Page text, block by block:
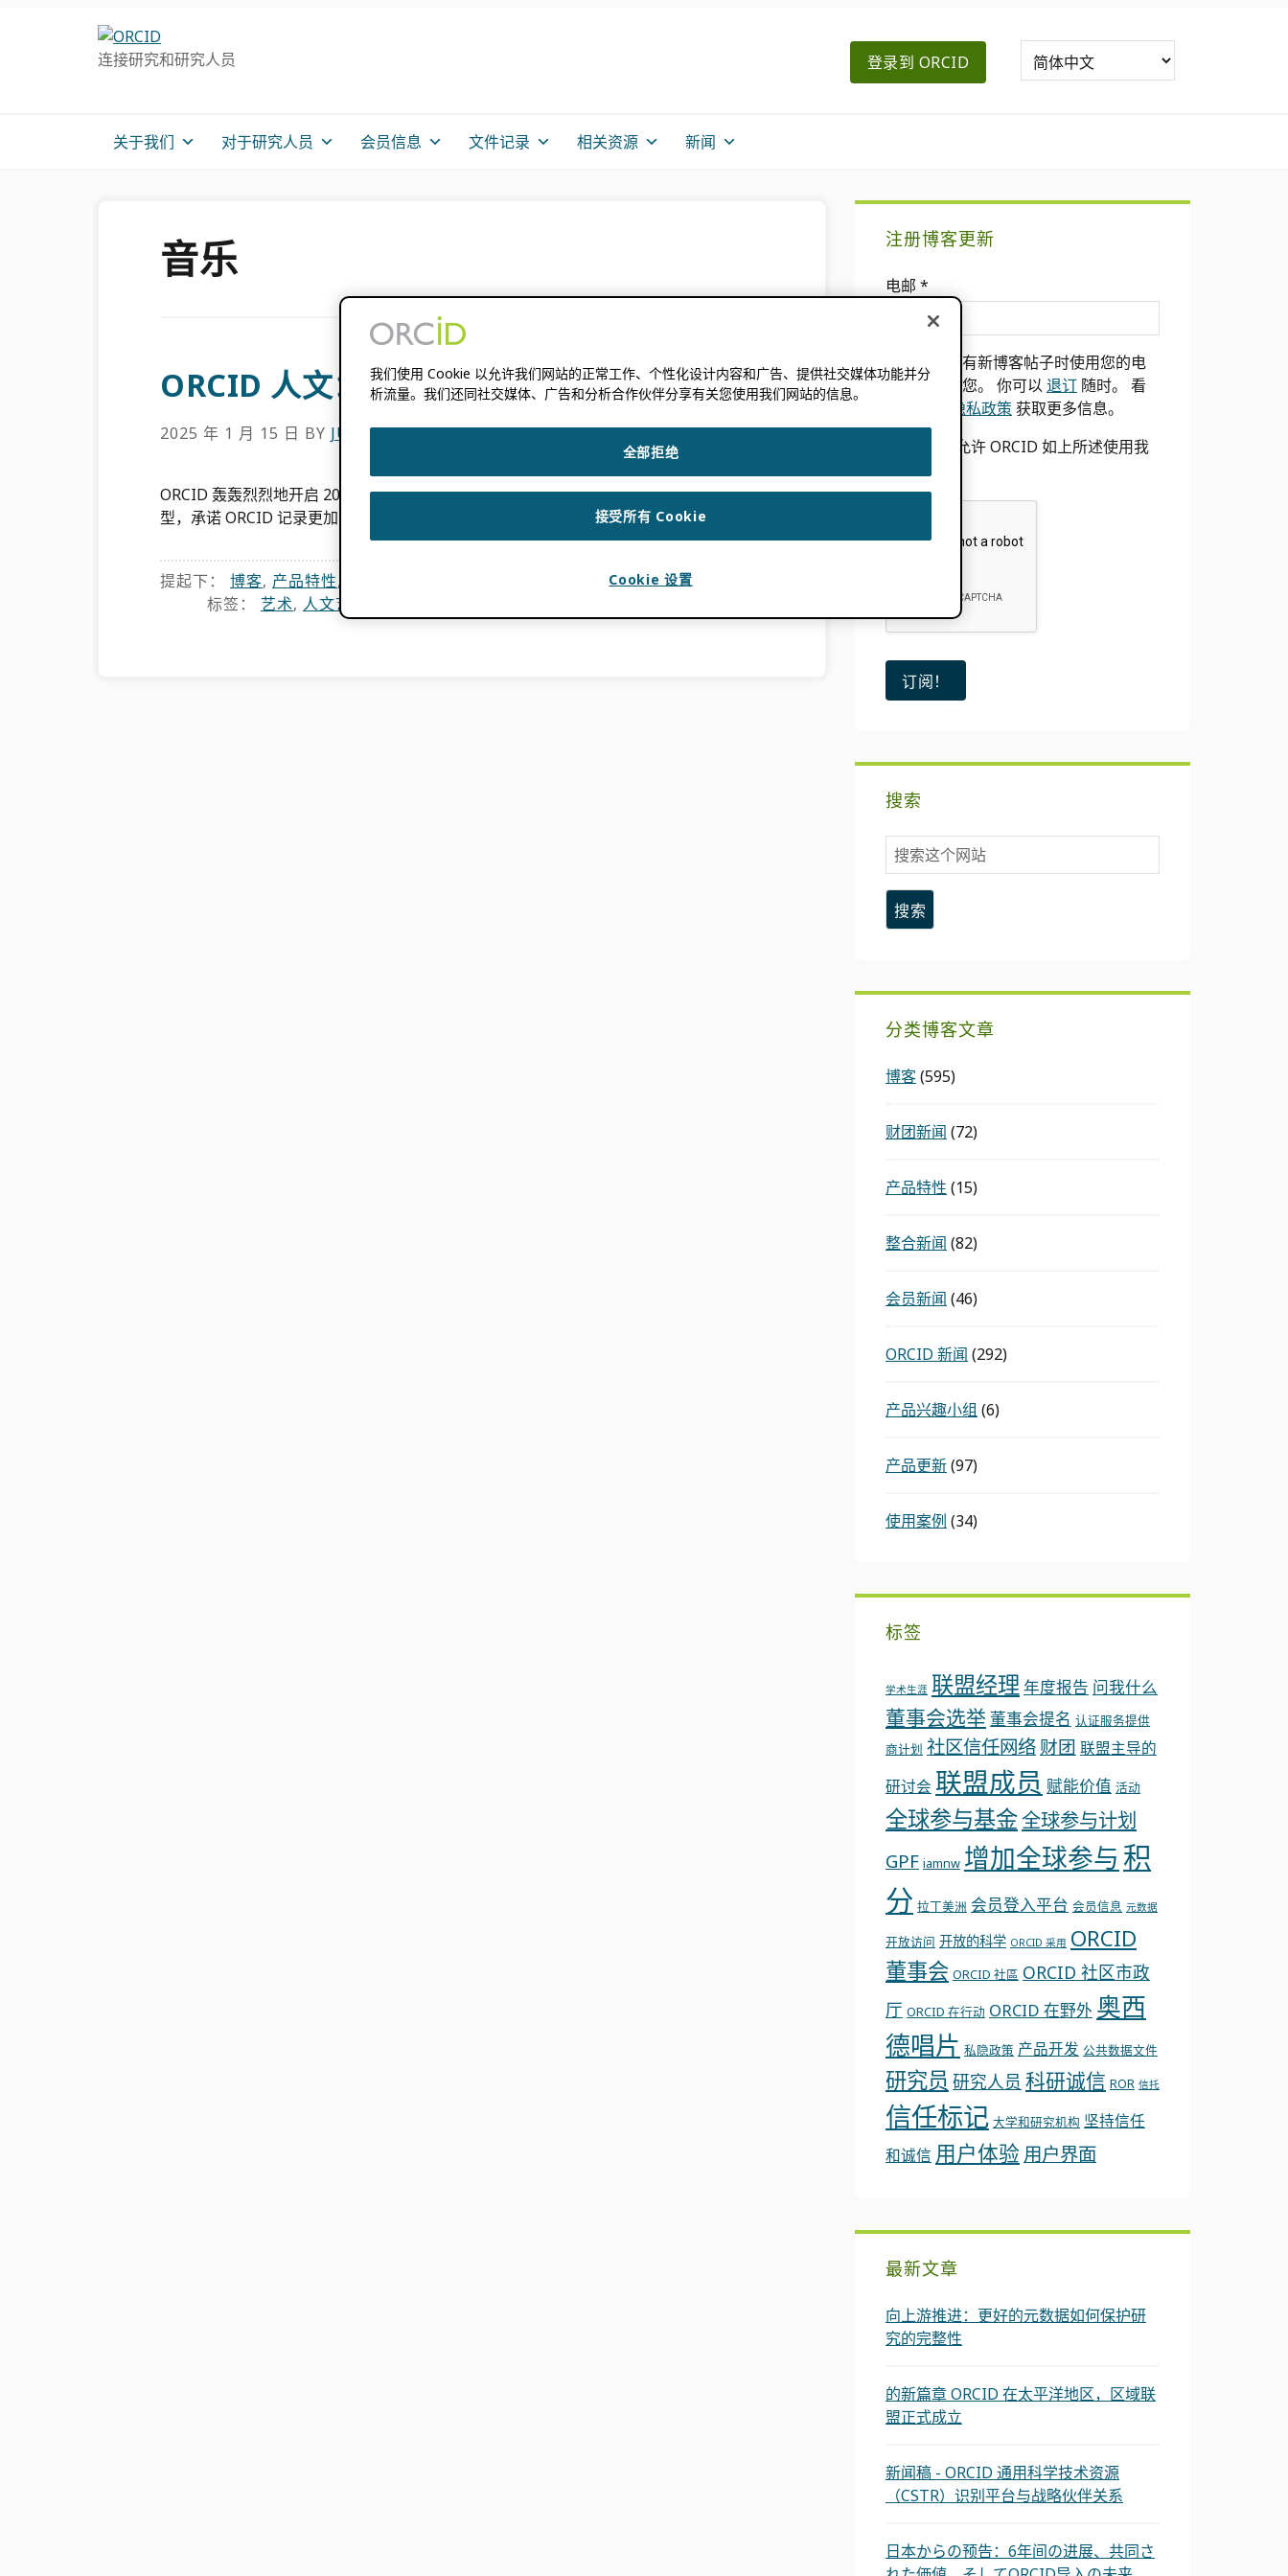
连接研究和研究人员 登录到 ORCID
关于我们 对于研究人员 会员信息 文件记录 相关资源 新闻
音乐
ORCID 人文：以新工作形式迎接新年
2025 年 1 月 15 日 BY JULIE PETRO
ORCID 轰轰烈烈地开启 2025 年！我们很高兴地宣布，我们刚刚发布了一套新的工作类
型，承诺 ORCID 记录更加有用 […]
提起下： 博客, 产品特性,
标签： 艺术, 人文艺术
侧
栏
注册博客更新
电邮 *
我们只会在有新博客帖子时使用您的电
子邮件通知您。 你可以 退订 随时。 看
隐私政策 获取更多信息。
我同意允许 ORCID 如上所述使用我
的电子邮件
搜索
搜
索
这
个
分类博客文章
博客(595)
财团新闻 (72)
产品特性 (15)
整合新闻 (82)
会员新闻 (46)
ORCID 新闻 (292)
产品兴趣小组 (6)
产品更新(97)
使用案例 (34)
标签
学术生涯 联盟经理 年度报告 问我什么
董事会选举 董事会提名 认证服务提供
商计划 社区信任网络 财团 联盟主导的
研讨会 联盟成员 赋能价值 活动
全球参与基金全球参与计划
GPF iamnw 增加全球参与 积
分 拉丁美洲 会员登入平台 会员信息 元数据
开放访问 开放的科学 ORCID 采用 ORCID
董事会 ORCID 社區 ORCID 社区市政
厅 ORCID 在行动 ORCID 在野外 奥西
德唱片 私隐政策 产品开发 公共数据文件
研究员 研究人员 科研诚信 ROR 信托
信任标记 大学和研究机构 坚持信任
和诚信 用户体验 用户界面
最新文章
向上游推进：更好的元数据如何保护研
究的完整性
的新篇章 ORCID 在太平洋地区，区域联
盟正式成立
新闻稿 - ORCID 通用科学技术资源
（CSTR）识别平台与战略伙伴关系
日本からの预告：6年间の进展、共同さ
我们使用 Cookie 以允许我们网站的正常工作、个性化设计内容和广告、提供社交媒体功能并分
析流量。我们还同社交媒体、广告和分析合作伙伴分享有关您使用我们网站的信息。
全部拒绝
接受所有 Cookie
Cookie 设置